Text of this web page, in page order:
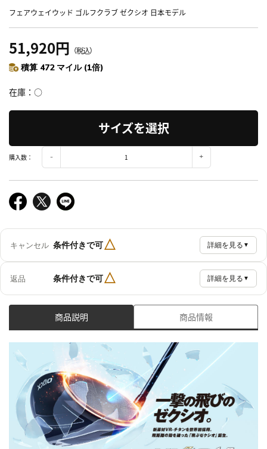
フェアウェイウッド ゴルフクラブ ゼクシオ 日本モデル
51,920円 （税込）
積算 472 マイル (1倍)
在庫 ○
サイズを選択
購入数：
キャンセル 条件付きで可△ 詳細を見る ▼
返品 条件付きで可△ 詳細を見る ▼
商品説明 商品情報